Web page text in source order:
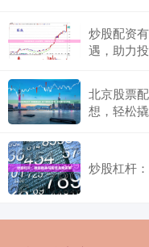
炒股配资
遇，助力
北京股票
想，轻松
炒股杠杆